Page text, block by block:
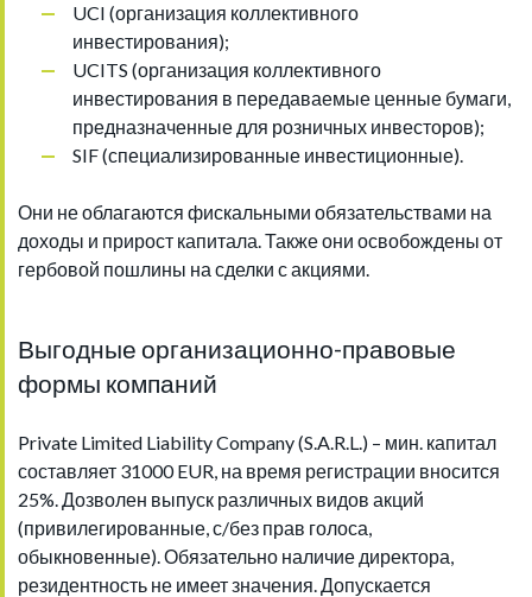
UCI (организация коллективного
инвестирования);
UCITS (организация коллективного
инвестирования в передаваемые ценные бумаги,
предназначенные для розничных инвесторов);
SIF (специализированные инвестиционные).
Они не облагаются фискальными обязательствами на
доходы и прирост капитала. Также они освобождены от
гербовой пошлины на сделки с акциями.
Выгодные организационно-правовые
формы компаний
Private Limited Liability Company (S.A.R.L.) – мин. капитал
составляет 31000 EUR, на время регистрации вносится
25%. Дозволен выпуск различных видов акций
(привилегированные, с/без прав голоса,
обыкновенные). Обязательно наличие директора,
резидентность не имеет значения. Допускается